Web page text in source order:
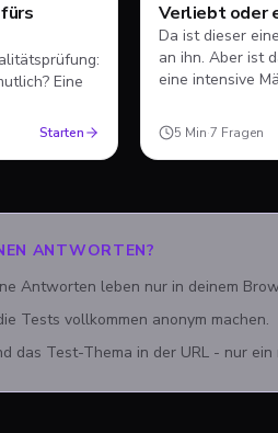
Eine
Starten
Test
Verliebt oder
Da ist dieser
an ihn. Aber ist
eine intensive
5 Min·7 Fragen
ANTWORTEN?
Antworten leben nur in deinem
Tests vollkommen anonym machen.
das Test-Thema in der URL - nur ein